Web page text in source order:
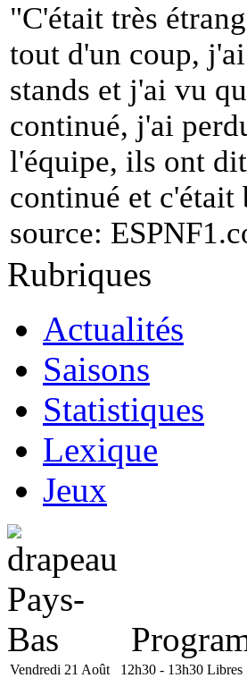
"C'était très
tout d'un coup,
stands et j'ai vu
continué, j'ai
l'équipe, ils ont
continué et c'était
source:
Rubriques
Actualités
Saisons
Statistiques
Lexique
Jeux
Vendredi 21 Août 12h30 - 13h30 Libres